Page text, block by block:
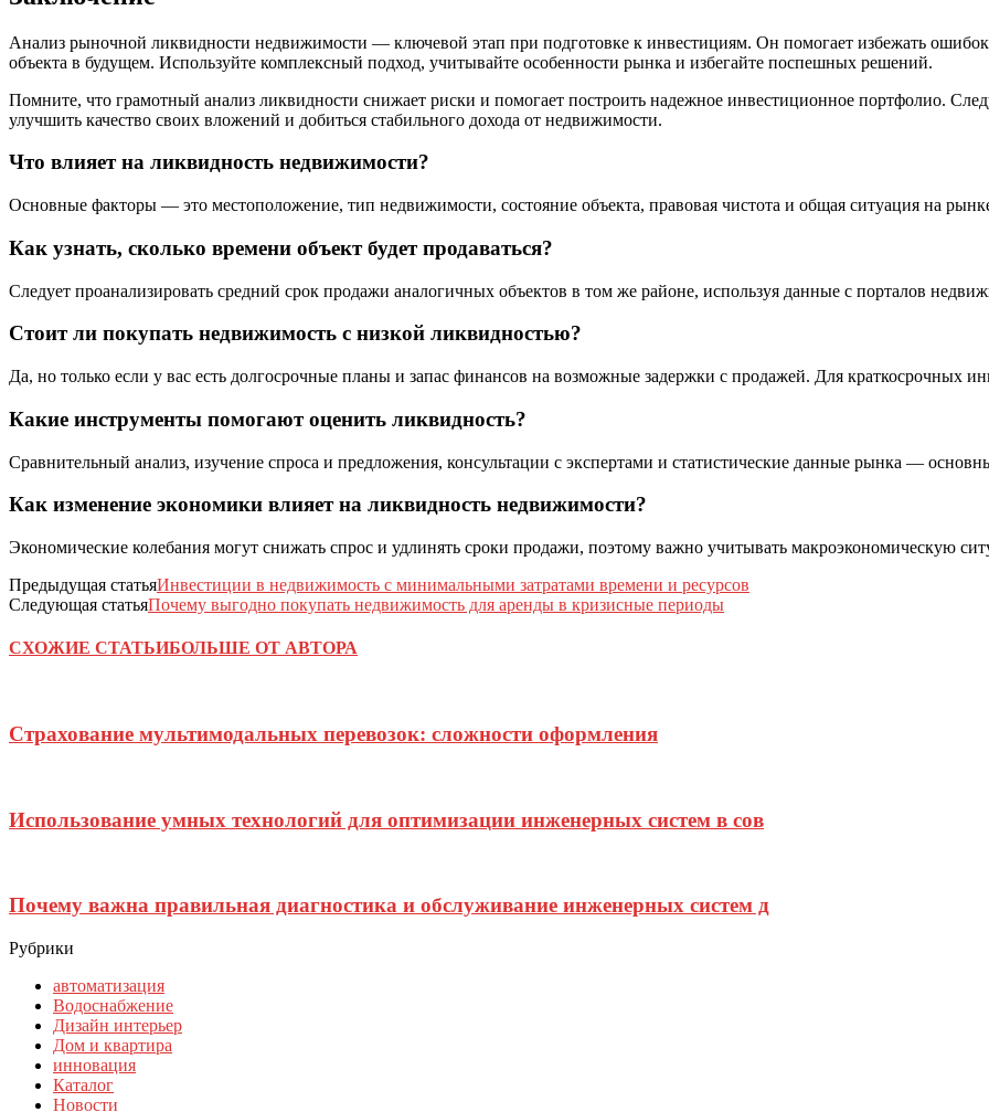
Анализ рыночной ликвидности недвижимости — ключевой этап при подготовке к инвестициям. Он помогает избежать
объекта в будущем. Используйте комплексный подход, учитывайте особенности рынка и избегайте поспешных решений.
Помните, что грамотный анализ ликвидности снижает риски и помогает построить надежное инвестиционное портфолио.
улучшить качество своих вложений и добиться стабильного дохода от недвижимости.
Что влияет на ликвидность недвижимости?
Основные факторы — это местоположение, тип недвижимости, состояние объекта, правовая чистота и общая ситуация на
Как узнать, сколько времени объект будет продаваться?
Следует проанализировать средний срок продажи аналогичных объектов в том же районе, используя данные с порталов
Стоит ли покупать недвижимость с низкой ликвидностью?
Да, но только если у вас есть долгосрочные планы и запас финансов на возможные задержки с продажей. Для краткосрочных
Какие инструменты помогают оценить ликвидность?
Сравнительный анализ, изучение спроса и предложения, консультации с экспертами и статистические данные рынка —
Как изменение экономики влияет на ликвидность недвижимости?
Экономические колебания могут снижать спрос и удлинять сроки продажи, поэтому важно учитывать макроэкономическую
Предыдущая статьяИнвестиции в недвижимость с минимальными затратами времени и ресурсов
Следующая статьяПочему выгодно покупать недвижимость для аренды в кризисные периоды
СХОЖИЕ СТАТЬИБОЛЬШЕ ОТ АВТОРА
Страхование мультимодальных перевозок: сложности оформления
Использование умных технологий для оптимизации инженерных систем в сов
Почему важна правильная диагностика и обслуживание инженерных систем д
Рубрики
автоматизация
Водоснабжение
Дизайн интерьер
Дом и квартира
инновация
Каталог
Новости